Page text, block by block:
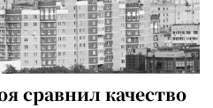
сравнил качество